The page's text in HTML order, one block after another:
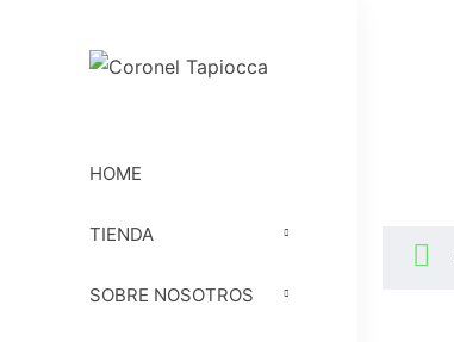
HOME
TIENDA
SOBRE NOSOTROS